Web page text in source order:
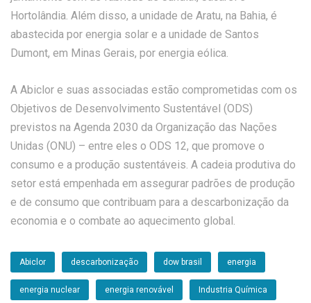
Hortolândia. Além disso, a unidade de Aratu, na Bahia, é
abastecida por energia solar e a unidade de Santos
Dumont, em Minas Gerais, por energia eólica.
A Abiclor e suas associadas estão comprometidas com os
Objetivos de Desenvolvimento Sustentável (ODS)
previstos na Agenda 2030 da Organização das Nações
Unidas (ONU) – entre eles o ODS 12, que promove o
consumo e a produção sustentáveis. A cadeia produtiva do
setor está empenhada em assegurar padrões de produção
e de consumo que contribuam para a descarbonização da
economia e o combate ao aquecimento global.
Abiclor descarbonização dow brasil energia
energia nuclear energia renovável Industria Química